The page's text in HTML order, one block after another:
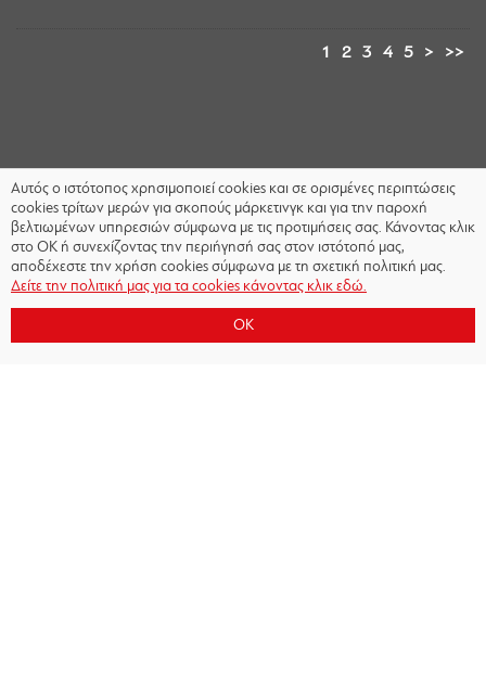
1 2 3 4 5 > >>
Αυτός ο ιστότοπος χρησιμοποιεί cookies και σε ορισμένες περιπτώσεις
cookies τρίτων μερών για σκοπούς μάρκετινγκ και για την παροχή
βελτιωμένων υπηρεσιών σύμφωνα με τις προτιμήσεις σας. Κάνοντας κλικ
στο OK ή συνεχίζοντας την περιήγησή σας στον ιστότοπό μας,
αποδέχεστε την χρήση cookies σύμφωνα με τη σχετική πολιτική μας.
Δείτε την πολιτική μας για τα cookies κάνοντας κλικ εδώ.
OK